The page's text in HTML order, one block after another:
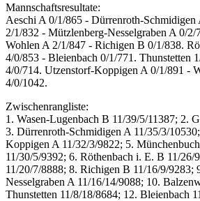
Mannschaftsresultate:
Aeschi A 0/1/865 - Dürrenroth-Schmidigen
2/1/832 - Mützlenberg-Nesselgraben A 0/2/
Wohlen A 2/1/847 - Richigen B 0/1/838.
4/0/853 - Bleienbach 0/1/771. Thunstetten
4/0/714. Utzenstorf-Koppigen A 0/1/891 -
4/0/1042.
Zwischenrangliste:
1. Wasen-Lugenbach B 11/39/5/11387; 2.
3. Dürrenroth-Schmidigen A 11/35/3/
Koppigen A 11/32/3/9822; 5.
11/30/5/9392; 6. Röthenbach i. E. B 11/26/
11/20/7/8888; 8. Richigen B 11/16/9/9283;
Nesselgraben A 11/16/14/9088; 10.
Thunstetten 11/8/18/8684; 12. Bleienbach